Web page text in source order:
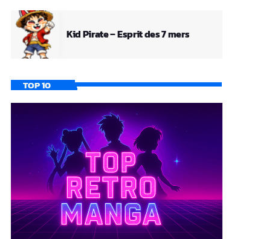
Kid Pirate – Esprit des 7 mers
TOP 10